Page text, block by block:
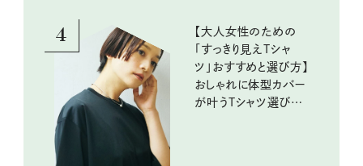
4
【大人女性のための
「すっきり見えTシャ
ツ」おすすめと選び方】
おしゃれに体型カバー
が叶うTシャツ選びの